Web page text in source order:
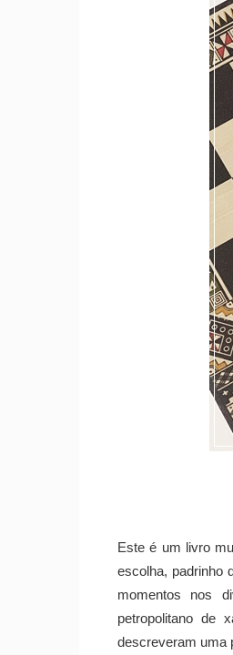
Este é um livro
escolha, padrinho
momentos nos
petropolitano de
descreveram uma